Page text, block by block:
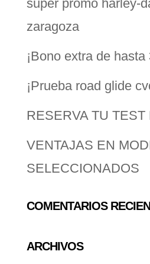
super promo harley-
zaragoza
¡Bono extra de hasta
¡Prueba road glide
RESERVA TU TEST
VENTAJAS EN
SELECCIONADOS
COMENTARIOS
ARCHIVOS